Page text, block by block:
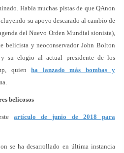
Había muchas pistas de que QAnon
su apoyo descarado al cambio de
del Nuevo Orden Mundial sionista),
belicista y neoconservador John Bolton
y su elogio al actual presidente de los
quienha lanzado más bombas y
belicosos
artículo de junio de 2018 para
se ha desarrollado en última instancia